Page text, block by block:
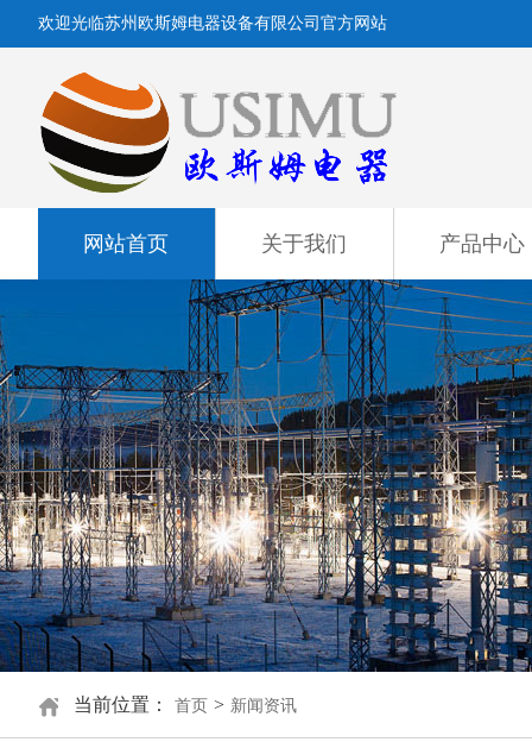
欢迎光临苏州欧斯姆电器设备有限公司官方网站
网站首页 关于我们 产品中心
当前位置： 首页 > 新闻资讯